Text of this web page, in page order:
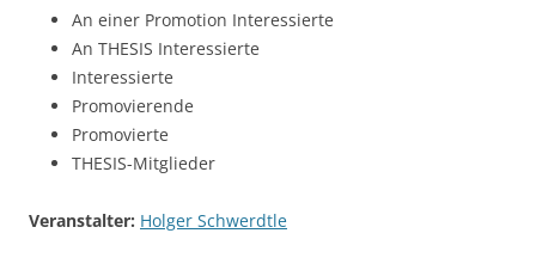
An einer Promotion Interessierte
An THESIS Interessierte
Interessierte
Promovierende
Promovierte
THESIS-Mitglieder
Veranstalter: Holger Schwerdtle